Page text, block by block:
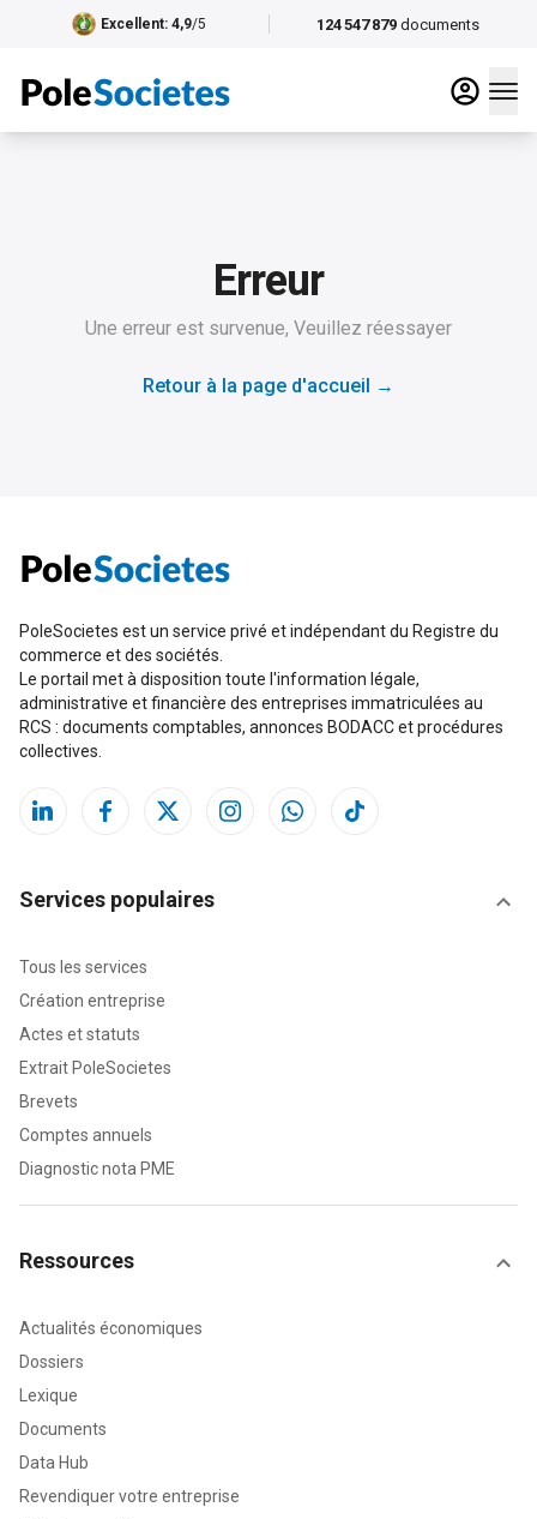
124 547 879 documents
Excellent: 4,9/5
Erreur
Une erreur est survenue, Veuillez réessayer
Retour à la page d'accueil →
PoleSocietes est un service privé et indépendant du Registre du
commerce et des sociétés.
Le portail met à disposition toute l'information légale,
administrative et financière des entreprises immatriculées au
RCS : documents comptables, annonces BODACC et procédures
collectives.
Services populaires
Tous les services
Création entreprise
Actes et statuts
Extrait PoleSocietes
Brevets
Comptes annuels
Diagnostic nota PME
Ressources
Actualités économiques
Dossiers
Lexique
Documents
Data Hub
Revendiquer votre entreprise